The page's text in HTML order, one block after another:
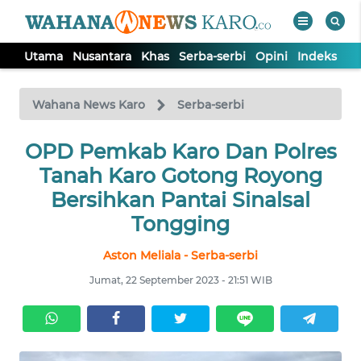
Utama Nusantara Khas Serba-serbi Opini Indeks
Wahana News Karo Serba-serbi
OPD Pemkab Karo Dan Polres
Tanah Karo Gotong Royong
Bersihkan Pantai Sinalsal
Tongging
Aston Meliala - Serba-serbi
Jumat, 22 September 2023 - 21:51 WIB
TV
Tutup
UTAMA
NUSANTARA
SERBI
OPINI